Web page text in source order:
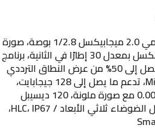
مستشعر CMOS للمسح التقدمي 2.0 ميجابيكسل 1/2.8 بوصة، صورة
عالية الوضوح وسلسة، 1080 بكسل بمعدل 30 إطارًا في الثانية، برنامج
ترميز الفيديو H.265، يوفر ما يصل إلى 50% من عرض النطاق الترددي
والتخزين، فتحة بطاقة Micro SD، تدعم ما يصل إلى 128 جيجابايت،
إضاءة منخفضة للغاية ، 0.002lux مع صورة ملونة، 120 ديسيبل
Ultra WDR ضوء النجوم، تقليل الضوضاء ثلاثي الأبعاد / HLC، IP67،